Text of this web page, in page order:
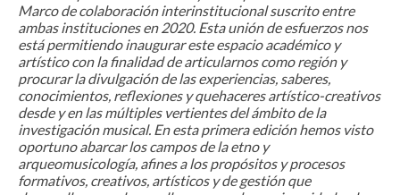
Marco de colaboración interinstitucional suscrito entre
ambas instituciones en 2020. Esta unión de esfuerzos nos
está permitiendo inaugurar este espacio académico y
artístico con la finalidad de articularnos como región y
procurar la divulgación de las experiencias, saberes,
conocimientos, reflexiones y quehaceres artístico-creativos
desde y en las múltiples vertientes del ámbito de la
investigación musical. En esta primera edición hemos visto
oportuno abarcar los campos de la etno y
arqueomusicología, afines a los propósitos y procesos
formativos, creativos, artísticos y de gestión que